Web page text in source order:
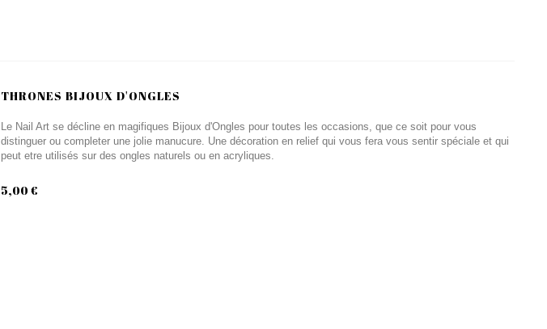
THRONES BIJOUX D'ONGLES
Le Nail Art se décline en magifiques Bijoux d'Ongles pour toutes les occasions, que ce soit pour vous
distinguer ou completer une jolie manucure. Une décoration en relief qui vous fera vous sentir spéciale et qui
peut etre utilisés sur des ongles naturels ou en acryliques.
5,00 €